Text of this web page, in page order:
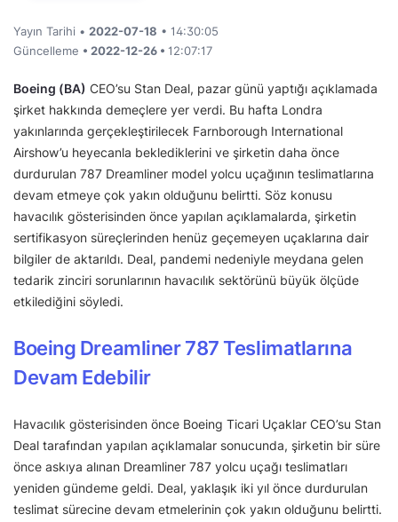
Yayın Tarihi • 2022-07-18 • 14:30:05
Güncelleme • 2022-12-26 • 12:07:17
Boeing (BA) CEO’su Stan Deal, pazar günü yaptığı açıklamada
şirket hakkında demeçlere yer verdi. Bu hafta Londra
yakınlarında gerçekleştirilecek Farnborough International
Airshow’u heyecanla beklediklerini ve şirketin daha önce
durdurulan 787 Dreamliner model yolcu uçağının teslimatlarına
devam etmeye çok yakın olduğunu belirtti. Söz konusu
havacılık gösterisinden önce yapılan açıklamalarda, şirketin
sertifikasyon süreçlerinden henüz geçemeyen uçaklarına dair
bilgiler de aktarıldı. Deal, pandemi nedeniyle meydana gelen
tedarik zinciri sorunlarının havacılık sektörünü büyük ölçüde
etkilediğini söyledi.
Boeing Dreamliner 787 Teslimatlarına
Devam Edebilir
Havacılık gösterisinden önce Boeing Ticari Uçaklar CEO’su Stan
Deal tarafından yapılan açıklamalar sonucunda, şirketin bir süre
önce askıya alınan Dreamliner 787 yolcu uçağı teslimatları
yeniden gündeme geldi. Deal, yaklaşık iki yıl önce durdurulan
teslimat sürecine devam etmelerinin çok yakın olduğunu belirtti.